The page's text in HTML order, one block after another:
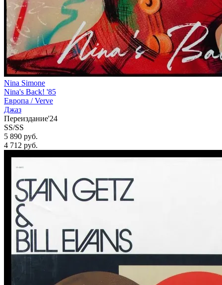
Nina Simone
Nina's Back! '85
Европа /Verve
Джаз
Переиздание'24
SS/SS
5 890 руб.
4 712 руб.